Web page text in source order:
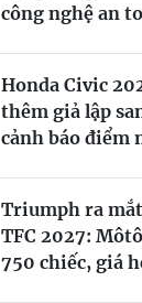
công nghệ an
Honda Civic
thêm giả lập
cảnh báo điểm
Triumph ra
TFC 2027:
750 chiếc, giá